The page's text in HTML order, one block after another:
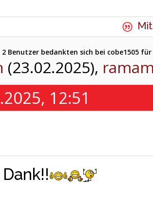
Benutzer bedankten sich bei cobe1505 für
(23.02.2025),
12:51